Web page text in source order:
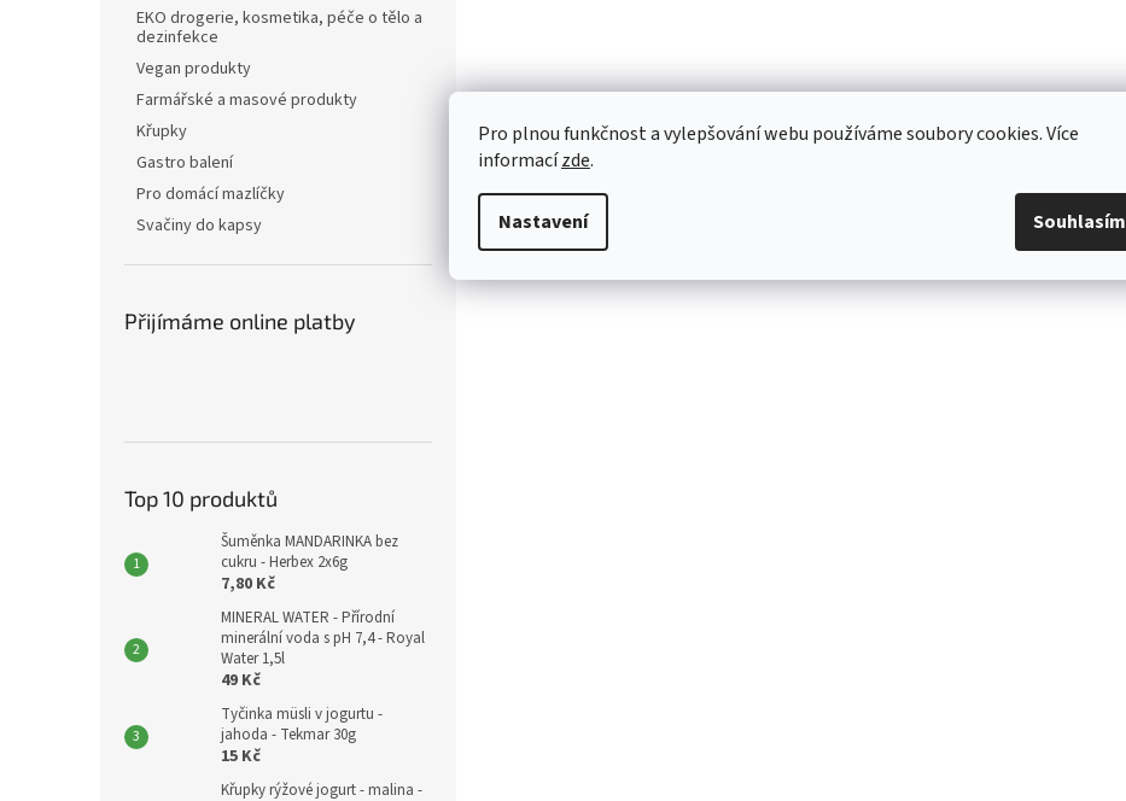
Pro plnou funkčnost a vylepšování webu používáme soubory cookies. Více
informacízde.
Nastavení Souhlasím
EKO drogerie, kosmetika, péče o tělo a
dezinfekce
Vegan produkty
Farmářské a masové produkty
Křupky
Gastro balení
Pro domácí mazlíčky
Svačiny do kapsy
Přijímáme online platby
Top 10 produktů
Šuměnka MANDARINKA bez
cukru - Herbex 2x6g
7,80 Kč
MINERAL WATER - Přírodní
minerální voda s pH 7,4 - Royal
Water 1,5l
49 Kč
Tyčinka müsli v jogurtu -
jahoda - Tekmar 30g
15 Kč
Křupky rýžové jogurt - malina -